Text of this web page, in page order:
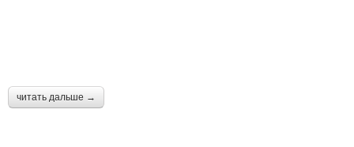
читать дальше →